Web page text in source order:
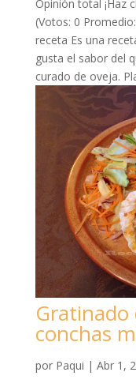
Opinión total ¡Haz
(Votos: 0
receta Es una
gusta el sabor del
curado de oveja.
Gratinado
conchas
por Paqui | Abr 1,